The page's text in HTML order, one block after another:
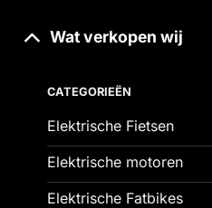
Wat verkopen wij
CATEGORIEËN
Elektrische Fietsen
Elektrische motoren
Elektrische Fatbikes